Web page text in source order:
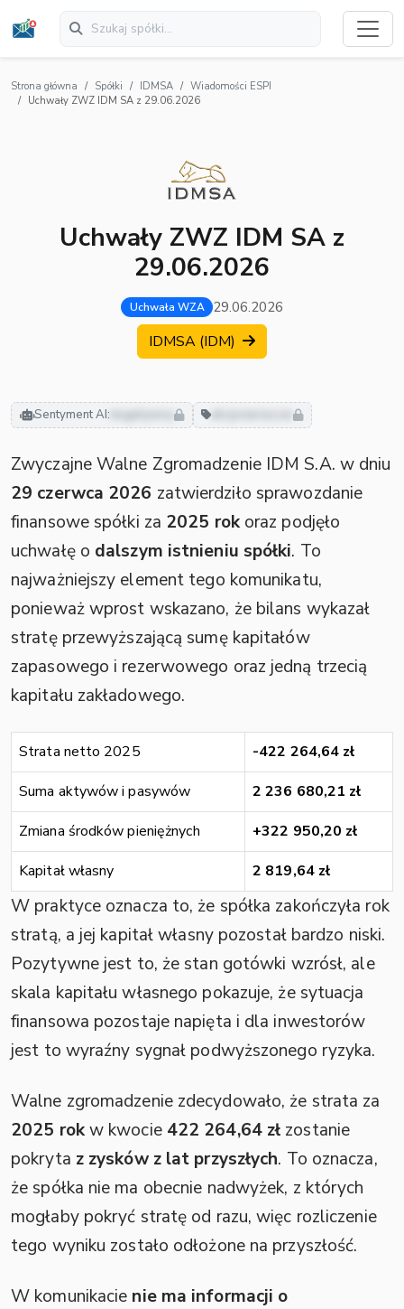
Strona główna Spółki IDMSA
Wiadomości ESPI
Uchwały ZWZ IDM SA z 29.06.2026
Uchwały ZWZ IDM SA z
29.06.2026
Uchwała WZA 29.06.2026
IDMSA (IDM)
Sentyment AI: negatywny akcjonariusze
Zwyczajne Walne Zgromadzenie IDM S.A. w dniu
29 czerwca 2026 zatwierdziło sprawozdanie
finansowe spółki za 2025 rokoraz podjęło
uchwałę o dalszym istnieniu spółki. To
najważniejszy element tego komunikatu,
ponieważ wprost wskazano, że bilans wykazał
stratę przewyższającą sumę kapitałów
zapasowego i rezerwowego oraz jedną trzecią
kapitału zakładowego.
Strata netto 2025
-422 264,64 zł
Suma aktywów i pasywów
2 236 680,21 zł
Zmiana środków pieniężnych
+322 950,20 zł
Kapitał własny
2 819,64 zł
W praktyce oznacza to, że spółka zakończyła rok
stratą, a jej kapitał własny pozostał bardzo niski.
Pozytywne jest to, że stan gotówki wzrósł, ale
skala kapitału własnego pokazuje, że sytuacja
finansowa pozostaje napięta i dla inwestorów
jest to wyraźny sygnał podwyższonego ryzyka.
Walne zgromadzenie zdecydowało, że strata za
2025 rokw kwocie 422 264,64 zł zostanie
pokryta z zysków z lat przyszłych. To oznacza,
że spółka nie ma obecnie nadwyżek, z których
mogłaby pokryć stratę od razu, więc rozliczenie
tego wyniku zostało odłożone na przyszłość.
W komunikacie nie ma informacji o